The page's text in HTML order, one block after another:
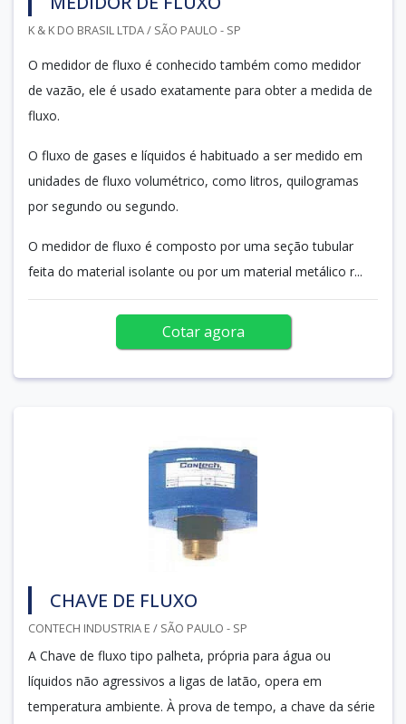
K & K DO BRASIL LTDA / SÃO PAULO - SP
O medidor de fluxo é conhecido também como medidor
de vazão, ele é usado exatamente para obter a medida de
fluxo.
O fluxo de gases e líquidos é habituado a ser medido em
unidades de fluxo volumétrico, como litros, quilogramas
por segundo ou segundo.
O medidor de fluxo é composto por uma seção tubular
feita do material isolante ou por um material metálico r...
Cotar agora
CHAVE DE FLUXO
CONTECH INDUSTRIA E / SÃO PAULO - SP
A Chave de fluxo tipo palheta, própria para água ou
líquidos não agressivos a ligas de latão, opera em
temperatura ambiente. À prova de tempo, a chave da série